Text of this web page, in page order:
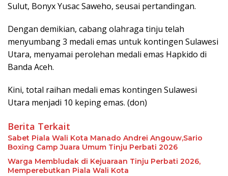
Sulut, Bonyx Yusac Saweho, seusai pertandingan.
Dengan demikian, cabang olahraga tinju telah
menyumbang 3 medali emas untuk kontingen Sulawesi
Utara, menyamai perolehan medali emas Hapkido di
Banda Aceh.
Kini, total raihan medali emas kontingen Sulawesi
Utara menjadi 10 keping emas. (don)
Berita Terkait
Sabet Piala Wali Kota Manado Andrei Angouw,Sario
Boxing Camp Juara Umum Tinju Perbati 2026
Warga Membludak di Kejuaraan Tinju Perbati 2026,
Memperebutkan Piala Wali Kota